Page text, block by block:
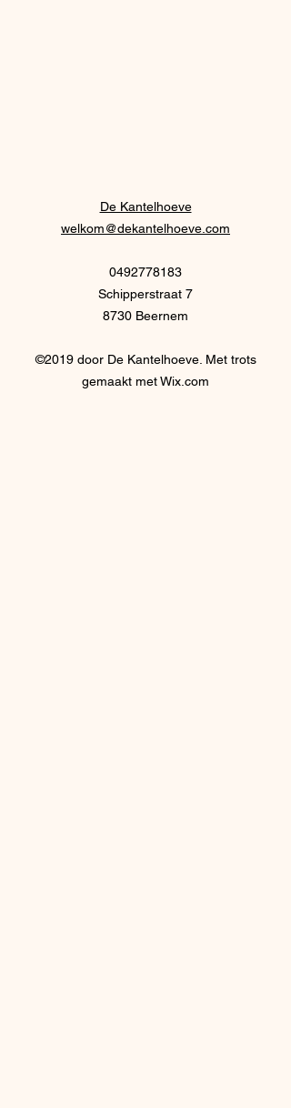
De Kantelhoeve
welkom@dekantelhoeve.com
0492778183
Schipperstraat 7
8730 Beernem
©2019 door De Kantelhoeve. Met trots
gemaakt met Wix.com